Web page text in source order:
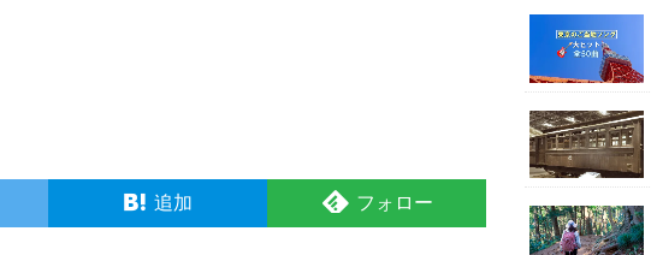
追加 フォロー